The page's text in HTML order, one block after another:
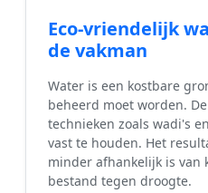
Eco-vriendelijk
de vakman
Water is een kostbare
beheerd moet worden.
technieken zoals wadi's
vast te houden. Het
minder afhankelijk is van
bestand tegen droogte.